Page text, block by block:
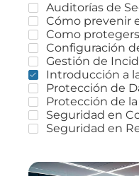
Auditorías de
Cómo prevenir
Como
Configuración
Gestión de
Introducción a
Protección de
Protección de
Seguridad en
Seguridad en